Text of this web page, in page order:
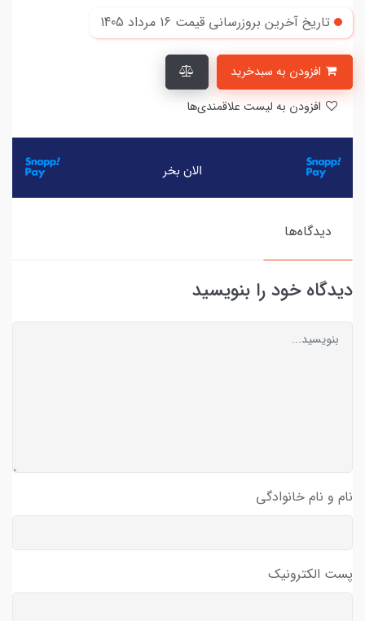
تاریخ آخرین بروزرسانی قیمت 16 مرداد 1405
دیدگاه‌ها
دیدگاه خود را بنویسید
نام و نام خانوادگی
پست الکترونیک